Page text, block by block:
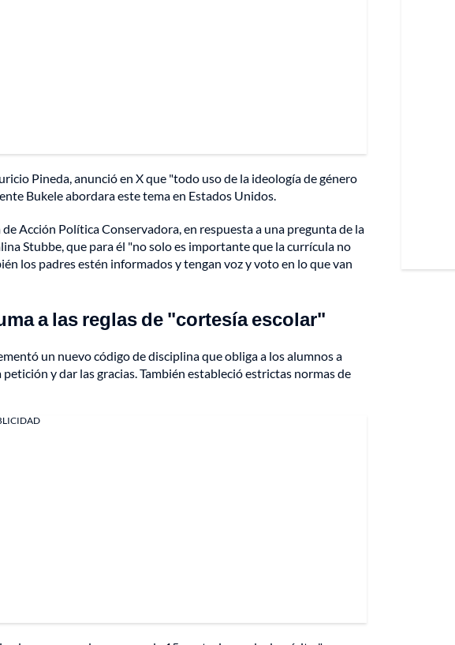
Pineda, anunció en X que "todo uso de la ideología de género
Bukele abordara este tema en Estados Unidos.
Acción Política Conservadora, en respuesta a una pregunta de la
Stubbe, que para él "no solo es importante que la currícula no
los padres estén informados y tengan voz y voto en lo que van
a las reglas de "cortesía escolar"
un nuevo código de disciplina que obliga a los alumnos a
y dar las gracias. También estableció estrictas normas de